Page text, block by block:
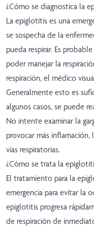
¿Cómo se diagnostica la
La epiglotitis es una
se sospecha de la
pueda respirar. Es
poder manejar la
respiración, el médico
Generalmente esto es
algunos casos, se puede
No intente examinar la
provocar más
vías respiratorias.
¿Cómo se trata la
El tratamiento para la
emergencia para evitar la
epiglotitis progresa
de respiración de